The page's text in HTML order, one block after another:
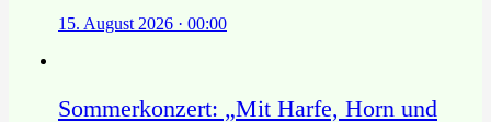
15. August 2026 · 00:00
Sommerkonzert: „Mit Harfe, Horn und